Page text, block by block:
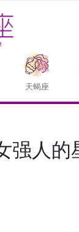
天蝎座
强人的